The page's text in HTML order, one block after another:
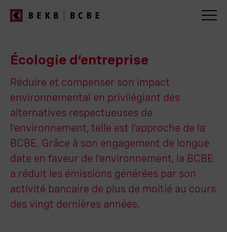
Écologie d’entreprise
Réduire et compenser son impact
environnemental en privilégiant des
alternatives respectueuses de
l’environnement, telle est l’approche de la
BCBE. Grâce à son engagement de longue
date en faveur de l’environnement, la BCBE
a réduit les émissions générées par son
activité bancaire de plus de moitié au cours
des vingt dernières années.